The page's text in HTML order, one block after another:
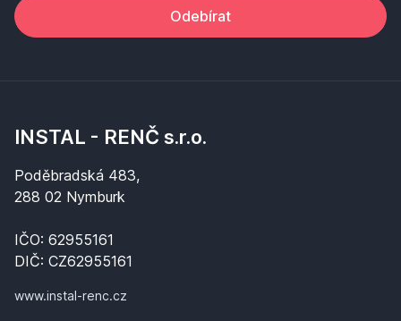
Odebírat
INSTAL - RENČ s.r.o.
Poděbradská 483,
288 02 Nymburk
IČO: 62955161
DIČ: CZ62955161
www.instal-renc.cz